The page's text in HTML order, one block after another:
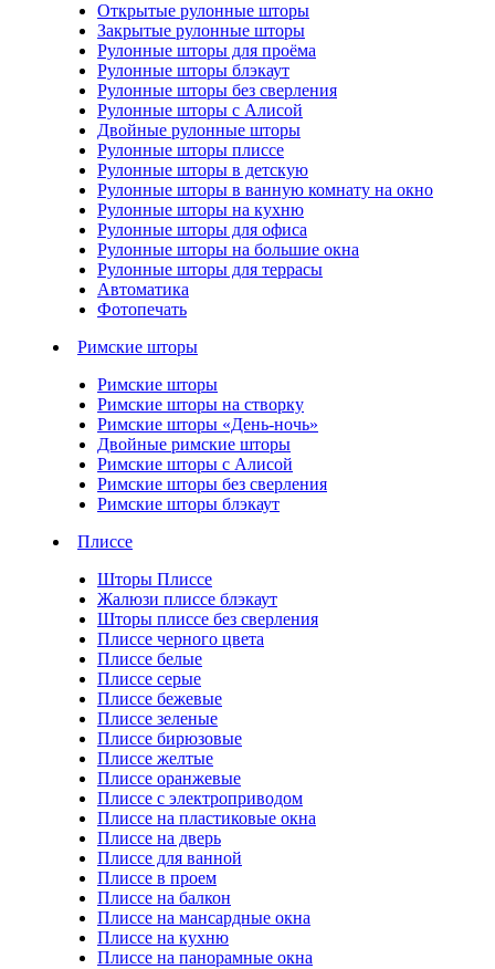
Открытые рулонные шторы
Закрытые рулонные шторы
Рулонные шторы для проёма
Рулонные шторы блэкаут
Рулонные шторы без сверления
Рулонные шторы с Алисой
Двойные рулонные шторы
Рулонные шторы плиссе
Рулонные шторы в детскую
Рулонные шторы в ванную комнату на окно
Рулонные шторы на кухню
Рулонные шторы для офиса
Рулонные шторы на большие окна
Рулонные шторы для террасы
Автоматика
Фотопечать
Римские шторы
Римские шторы
Римские шторы на створку
Римские шторы «День-ночь»
Двойные римские шторы
Римские шторы с Алисой
Римские шторы без сверления
Римские шторы блэкаут
Плиссе
Шторы Плиссе
Жалюзи плиссе блэкаут
Шторы плиссе без сверления
Плиссе черного цвета
Плиссе белые
Плиссе серые
Плиссе бежевые
Плиссе зеленые
Плиссе бирюзовые
Плиссе желтые
Плиссе оранжевые
Плиссе с электроприводом
Плиссе на пластиковые окна
Плиссе на дверь
Плиссе для ванной
Плиссе в проем
Плиссе на балкон
Плиссе на мансардные окна
Плиссе на кухню
Плиссе на панорамные окна